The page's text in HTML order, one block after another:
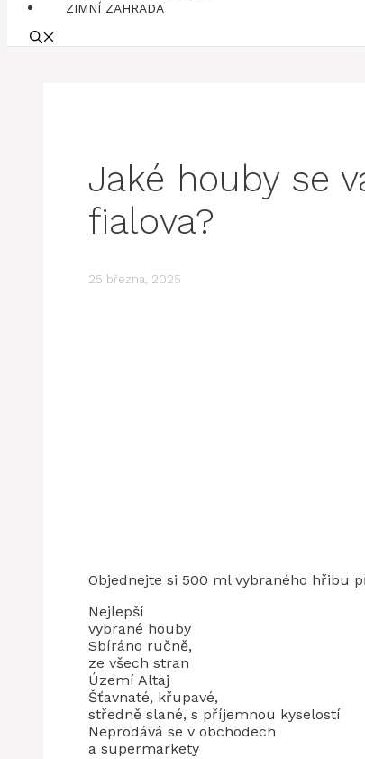
ZIMNÍ ZAHRADA
Jaké houby se
fialova?
25 března, 2025
Objednejte si 500 ml vybraného hřibu
Nejlepší
vybrané houby
Sbíráno ručně,
ze všech stran
Území Altaj
Šťavnaté, křupavé,
středně slané, s příjemnou kyselostí
Neprodává se v obchodech
a supermarkety